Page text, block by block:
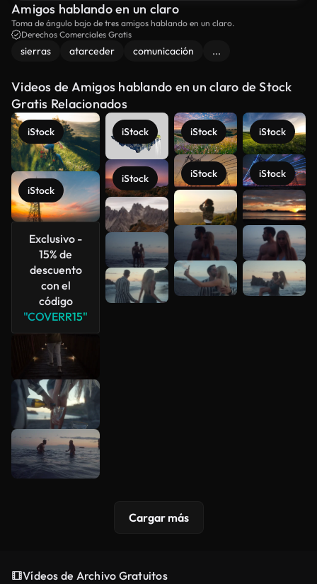
Amigos hablando en un claro
Toma de ángulo bajo de tres amigos hablando en un claro.
Derechos Comerciales Gratis
sierras atarceder comunicación ...
Videos de Amigos hablando en un claro de Stock
Gratis Relacionados
iStock
iStock
Exclusivo -
15% de
descuento
con el
código
"COVERR15"
iStock
iStock
iStock
iStock
iStock
iStock
Ver más
Cargar más
Vídeos de Archivo Gratuitos